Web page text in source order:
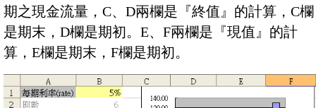
期之現金流量，C、D兩欄是『終值』的計算，C欄
是期末，D欄是期初。E、F兩欄是『現值』的計
算，E欄是期末，F欄是期初。